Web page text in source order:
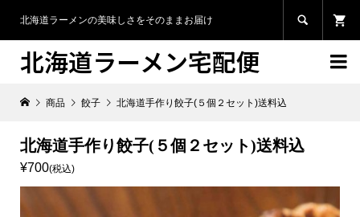
北海道ラーメンの美味しさをそのままお届け 
北海道ラーメン宅配便 
商品 餃子 北海道手作り餃子(５個２セット)送料込
北海道手作り餃子(５個２セット)送料込
¥700(税込)